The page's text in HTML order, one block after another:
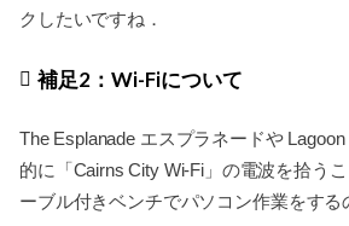
クしたいですね．
補足2：Wi-Fiについて
The Esplanade エスプラネードや
的に「Cairns City Wi-Fi」の電波を拾う
ーブル付きベンチでパソコン作業をする